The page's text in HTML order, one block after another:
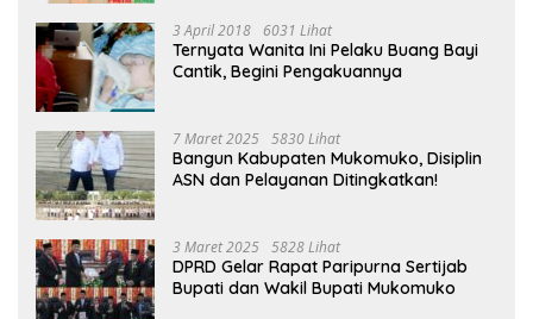
3 April 2018 6031 Lihat
Ternyata Wanita Ini Pelaku Buang Bayi
Cantik, Begini Pengakuannya
7 Maret 2025 5830 Lihat
Bangun Kabupaten Mukomuko, Disiplin
ASN dan Pelayanan Ditingkatkan!
3 Maret 2025 5828 Lihat
DPRD Gelar Rapat Paripurna Sertijab
Bupati dan Wakil Bupati Mukomuko